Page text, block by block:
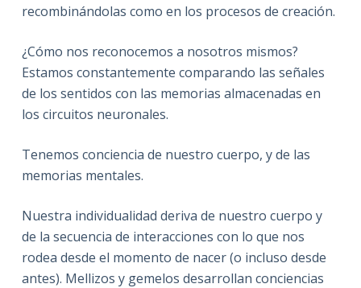
recombinándolas como en los procesos de creación.
¿Cómo nos reconocemos a nosotros mismos?
Estamos constantemente comparando las señales
de los sentidos con las memorias almacenadas en
los circuitos neuronales.
Tenemos conciencia de nuestro cuerpo, y de las
memorias mentales.
Nuestra individualidad deriva de nuestro cuerpo y
de la secuencia de interacciones con lo que nos
rodea desde el momento de nacer (o incluso desde
antes). Mellizos y gemelos desarrollan conciencias